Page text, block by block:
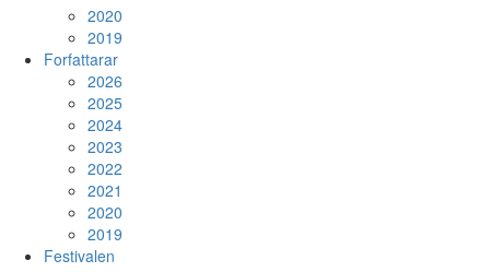
2020
2019
Forfattarar
2026
2025
2024
2023
2022
2021
2020
2019
Festivalen